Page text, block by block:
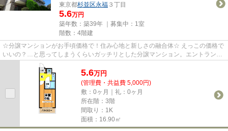
東京都杉並区永福 ３丁目
5.6万円
築年数：築39年 ｜募集中： 1室
階数：4階建
☆分譲マンションがお手頃価格で！住み心地と新しさの融合体☆ えっこの価格で
いいの？…と思ってしまうくらいガッチリとした分譲マンション。エントランス
はオートロックで守られて、部...
5.6万円
(管理費・共益費 5,000円)
敷：0ヶ月｜礼：0ヶ月
所在階：3階
間取り：1K
面積：16.90㎡